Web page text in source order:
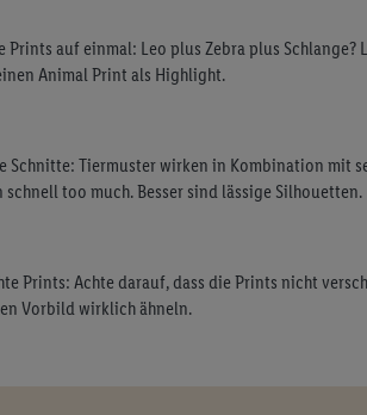
Prints auf einmal: Leo plus Zebra plus Schlange?
Animal Print als Highlight.
Schnitte: Tiermuster wirken in Kombination mit
schnell too much. Besser sind lässige Silhouetten.
Prints: Achte darauf, dass die Prints nicht
Vorbild wirklich ähneln.